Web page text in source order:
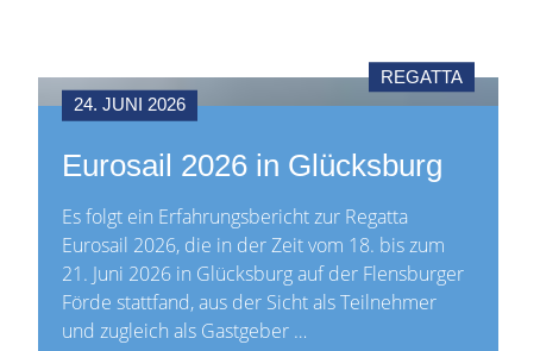
REGATTA
24. JUNI 2026
Eurosail 2026 in Glücksburg
Es folgt ein Erfahrungsbericht zur Regatta
Eurosail 2026, die in der Zeit vom 18. bis zum
21. Juni 2026 in Glücksburg auf der Flensburger
Förde stattfand, aus der Sicht als Teilnehmer
und zugleich als Gastgeber …